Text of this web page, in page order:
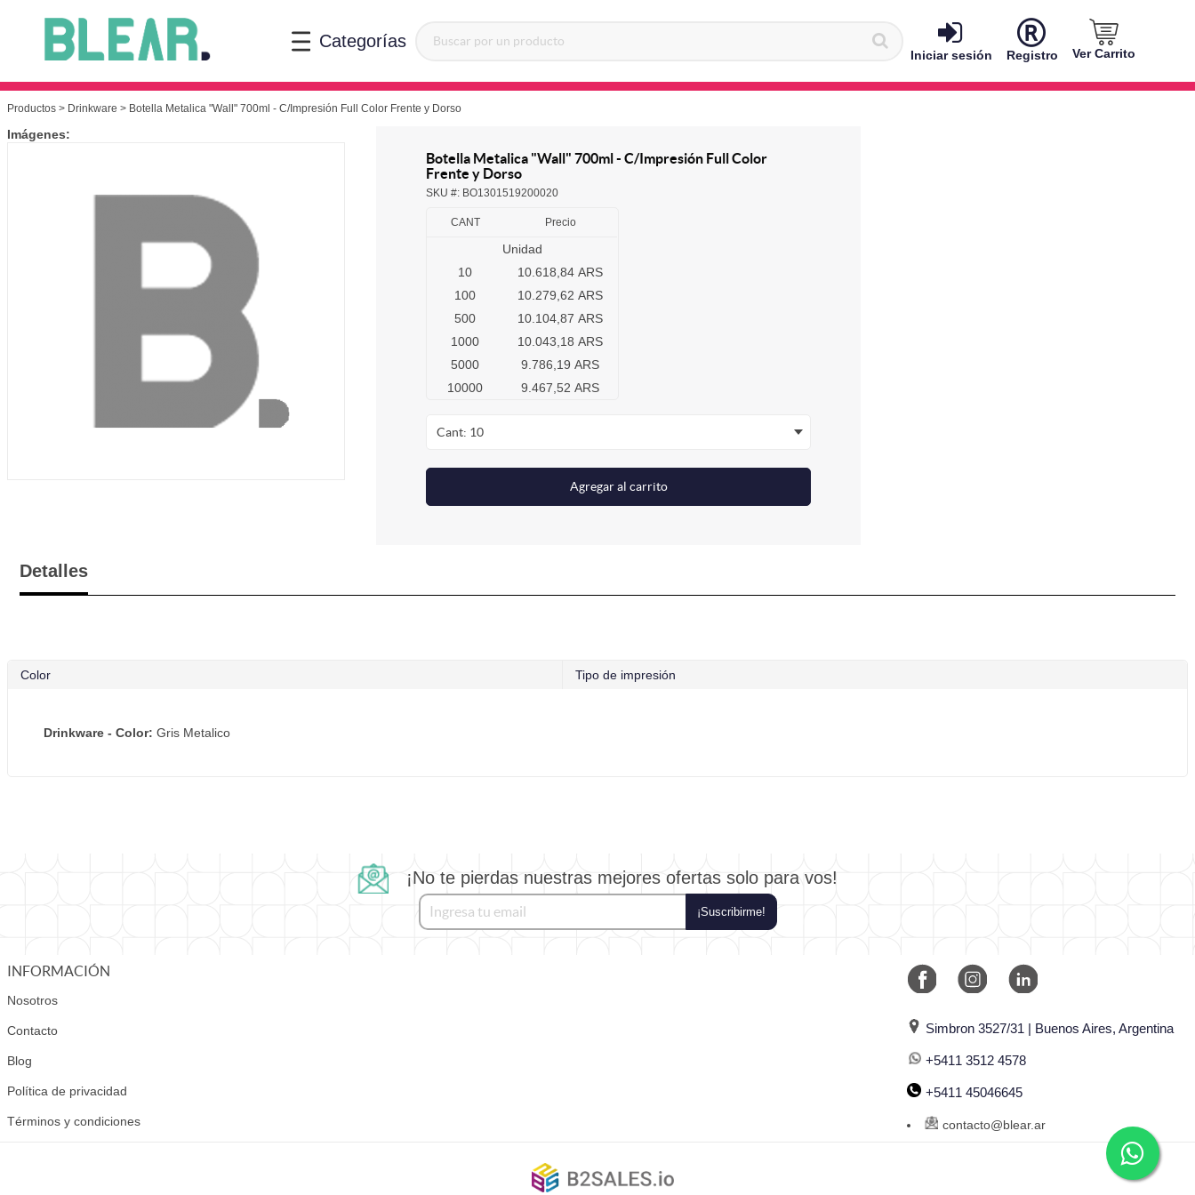
Categorías
Iniciar sesión Registro Ver Carrito
Productos > Drinkware > Botella Metalica "Wall" 700ml - C/Impresión Full Color Frente y Dorso
Imágenes:
Botella Metalica "Wall" 700ml - C/Impresión Full Color
Frente y Dorso
SKU #: BO1301519200020
CANT Precio
Unidad
10
10.618,84 ARS
100
10.279,62 ARS
500
10.104,87 ARS
1000
10.043,18 ARS
5000
9.786,19 ARS
10000
9.467,52 ARS
Cant: 10
Agregar al carrito
Detalles
Color Tipo de impresión
Drinkware - Color: Gris Metalico
¡No te pierdas nuestras mejores ofertas solo para vos!
¡Suscribirme!
INFORMACIÓN
Nosotros
Contacto
Blog
Política de privacidad
Términos y condiciones
Simbron 3527/31 | Buenos Aires, Argentina
+5411 3512 4578
+5411 45046645
contacto@blear.ar